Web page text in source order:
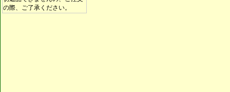
の際、ご了承ください。